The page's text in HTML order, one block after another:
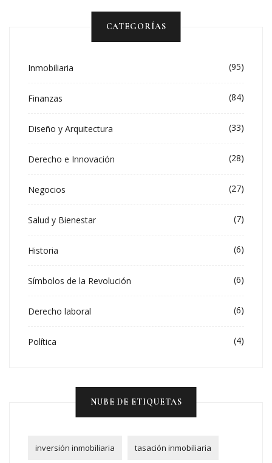
CATEGORÍAS
Inmobiliaria (95)
Finanzas (84)
Diseño y Arquitectura (33)
Derecho e Innovación (28)
Negocios (27)
Salud y Bienestar (7)
Historia (6)
Símbolos de la Revolución (6)
Derecho laboral (6)
Política (4)
NUBE DE ETIQUETAS
inversión inmobiliaria tasación inmobiliaria